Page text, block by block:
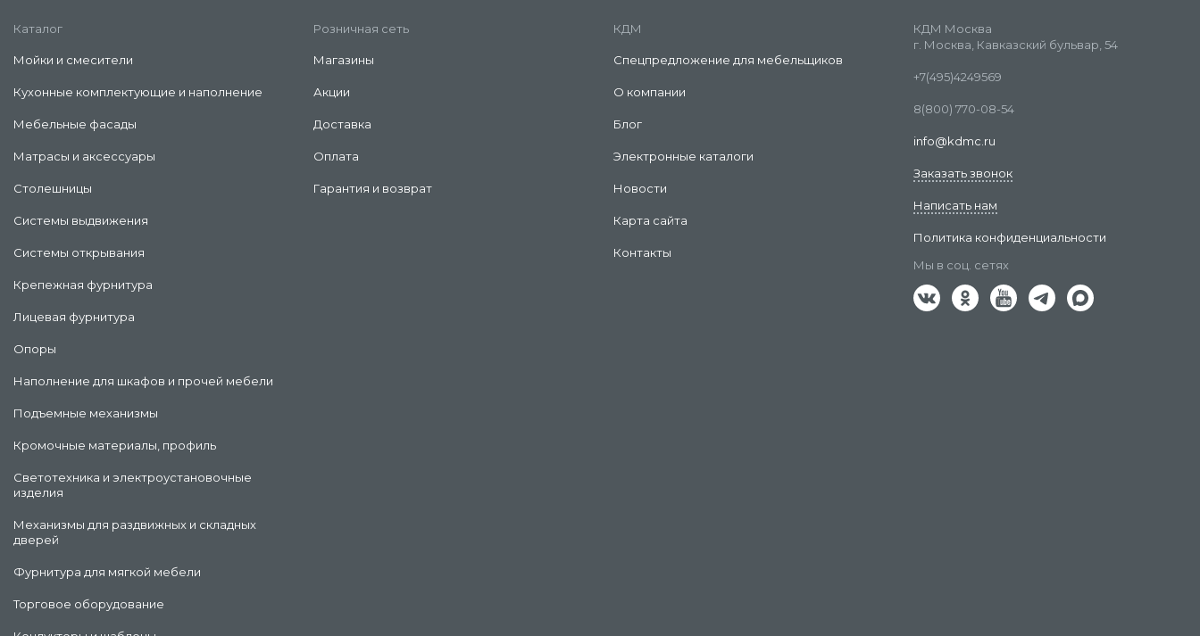
Каталог
Мойки и смесители
Кухонные комплектующие и наполнение
Мебельные фасады
Матрасы и аксессуары
Столешницы
Системы выдвижения
Системы открывания
Крепежная фурнитура
Лицевая фурнитура
Опоры
Наполнение для шкафов и прочей мебели
Подъемные механизмы
Кромочные материалы, профиль
Светотехника и электроустановочные
изделия
Механизмы для раздвижных и складных
дверей
Фурнитура для мягкой мебели
Торговое оборудование
Розничная сеть
Магазины
Акции
Доставка
Оплата
Гарантия и возврат
КДМ
Спецпредложение для мебельщиков
О компании
Блог
Электронные каталоги
Новости
Карта сайта
Контакты
КДМ Москва
г. Москва, Кавказский бульвар, 54
+7(495)4249569
8(800) 770-08-54
info@kdmc.ru
Заказать звонок
Написать нам
Политика конфиденциальности
Мы в соц. сетях